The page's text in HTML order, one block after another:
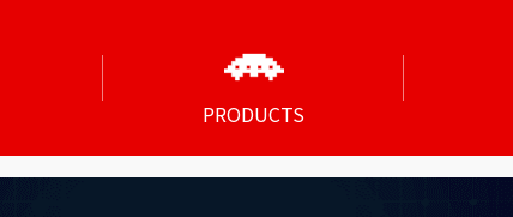
PRODUCTS